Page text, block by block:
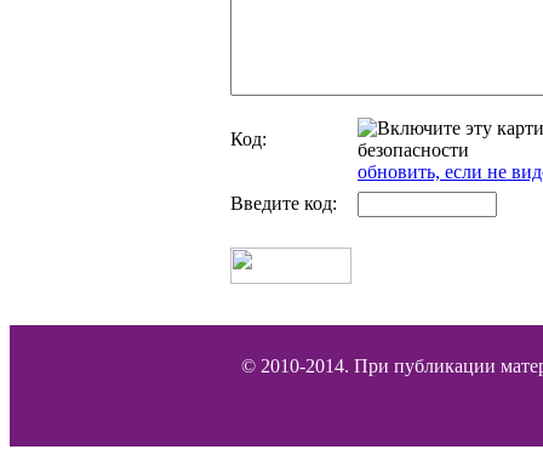
Код:
обновить, если не
Введите код:
© 2010-2014. При публикации